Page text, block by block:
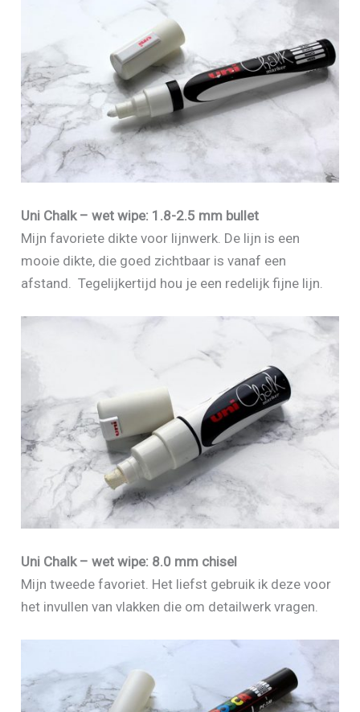
Uni Chalk – wet wipe: 1.8-2.5 mm bullet
Mijn favoriete dikte voor lijnwerk. De lijn is een
mooie dikte, die goed zichtbaar is vanaf een
afstand. Tegelijkertijd hou je een redelijk fijne lijn.
Uni Chalk – wet wipe: 8.0 mm chisel
Mijn tweede favoriet. Het liefst gebruik ik deze voor
het invullen van vlakken die om detailwerk vragen.